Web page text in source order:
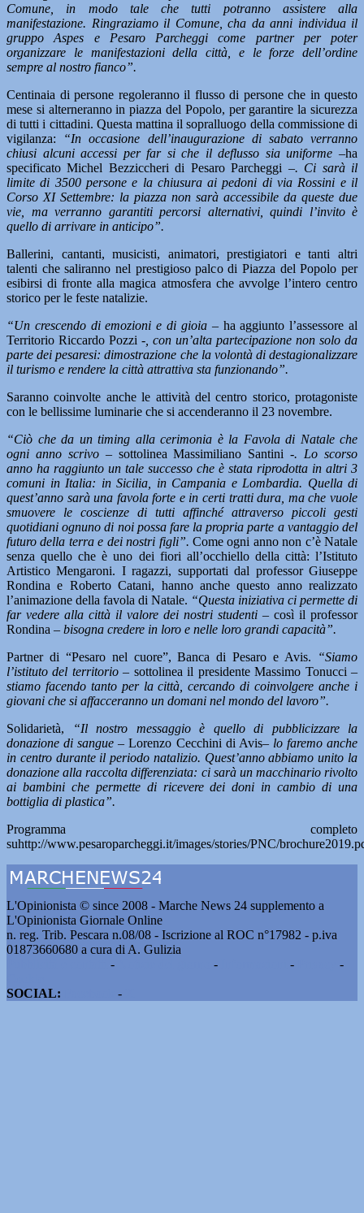
Comune, in modo tale che tutti potranno assistere alla
manifestazione. Ringraziamo il Comune, cha da anni individua il
gruppo Aspes e Pesaro Parcheggi come partner per poter
organizzare le manifestazioni della città, e le forze dell’ordine
sempre al nostro fianco”.
Centinaia di persone regoleranno il flusso di persone che in questo
mese si alterneranno in piazza del Popolo, per garantire la sicurezza
di tutti i cittadini. Questa mattina il sopralluogo della commissione di
vigilanza: “In occasione dell’inaugurazione di sabato verranno
chiusi alcuni accessi per far si che il deflusso sia uniforme –ha
specificato Michel Bezziccheri di Pesaro Parcheggi –. Ci sarà il
limite di 3500 persone e la chiusura ai pedoni di via Rossini e il
Corso XI Settembre: la piazza non sarà accessibile da queste due
vie, ma verranno garantiti percorsi alternativi, quindi l’invito è
quello di arrivare in anticipo”.
Ballerini, cantanti, musicisti, animatori, prestigiatori e tanti altri
talenti che saliranno nel prestigioso palco di Piazza del Popolo per
esibirsi di fronte alla magica atmosfera che avvolge l’intero centro
storico per le feste natalizie.
“Un crescendo di emozioni e di gioia – ha aggiunto l’assessore al
Territorio Riccardo Pozzi -, con un’alta partecipazione non solo da
parte dei pesaresi: dimostrazione che la volontà di destagionalizzare
il turismo e rendere la città attrattiva sta funzionando”.
Saranno coinvolte anche le attività del centro storico, protagoniste
con le bellissime luminarie che si accenderanno il 23 novembre.
“Ciò che da un timing alla cerimonia è la Favola di Natale che
ogni anno scrivo – sottolinea Massimiliano Santini-. Lo scorso
anno ha raggiunto un tale successo che è stata riprodotta in altri 3
comuni in Italia: in Sicilia, in Campania e Lombardia. Quella di
quest’anno sarà una favola forte e in certi tratti dura, ma che vuole
smuovere le coscienze di tutti affinché attraverso piccoli gesti
quotidiani ognuno di noi possa fare la propria parte a vantaggio del
futuro della terra e dei nostri figli”. Come ogni anno non c’è Natale
senza quello che è uno dei fiori all’occhiello della città: l’Istituto
Artistico Mengaroni. I ragazzi, supportati dal professor Giuseppe
Rondina e Roberto Catani, hanno anche questo anno realizzato
l’animazione della favola di Natale. “Questa iniziativa ci permette di
far vedere alla città il valore dei nostri studenti – così il professor
Rondina – bisogna credere in loro e nelle loro grandi capacità”.
Partner di “Pesaro nel cuore”, Banca di Pesaro e Avis.
“Siamo
l’istituto del territorio – sottolinea il presidente Massimo Tonucci–
stiamo facendo tanto per la città, cercando di coinvolgere anche i
giovani che si affacceranno un domani nel mondo del lavoro”.
Solidarietà, “Il nostro messaggio è quello di pubblicizzare la
donazione di sangue –Lorenzo Cecchini di Avis– lo faremo anche
in centro durante il periodo natalizio. Quest’anno abbiamo unito la
donazione alla raccolta differenziata: ci sarà un macchinario rivolto
ai bambini che permette di ricevere dei doni in cambio di una
bottiglia di plastica”.
Programma completo
suhttp://www.pesaroparcheggi.it/images/stories/PNC/
L'Opinionista © since 2008 - Marche News 24 supplemento a
L'Opinionista Giornale Online
n. reg. Trib. Pescara n.08/08 - Iscrizione al ROC n°17982 - p.iva
01873660680 a cura di A. Gulizia
- - -
-
SOCIAL:
-